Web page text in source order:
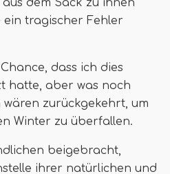
dem Sack zu ihnen
ein tragischer Fehler
dass ich dies
hatte, aber was noch
zurückgekehrt, um
Winter zu überfallen.
beigebracht,
ihrer natürlichen und